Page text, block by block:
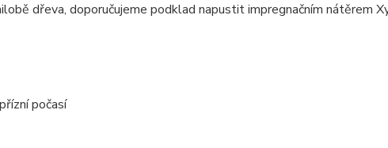
dřeva, doporučujeme podklad napustit impregnačním nátěrem
počasí